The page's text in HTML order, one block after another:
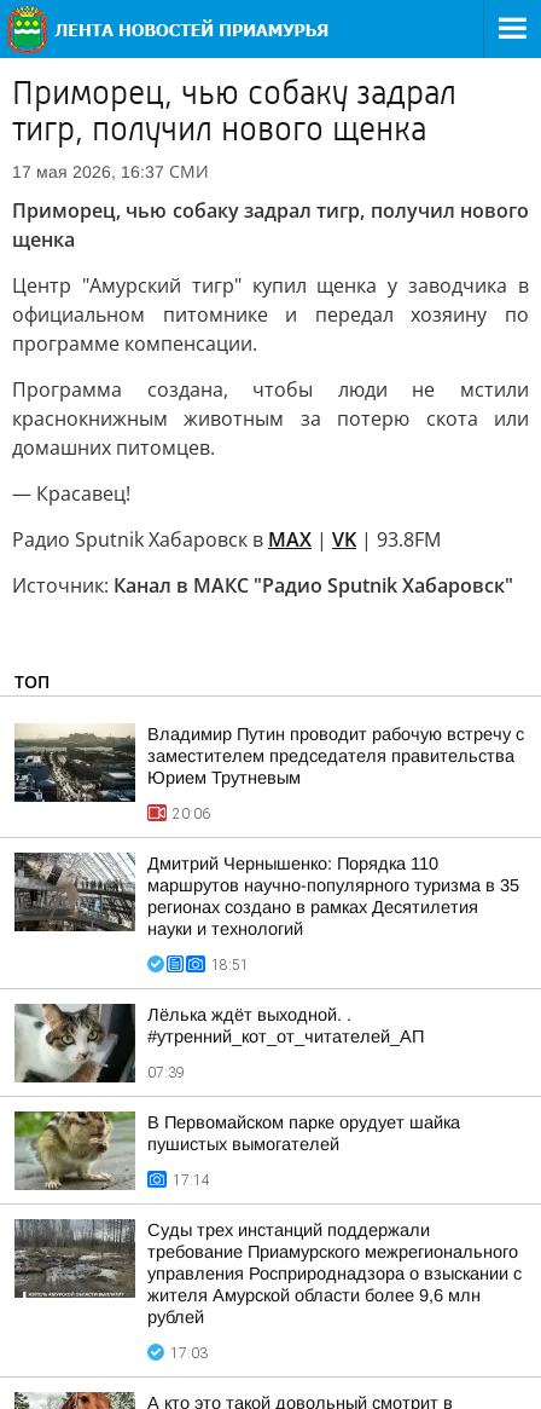
Приморец, чью собаку задрал
тигр, получил нового щенка
17 мая 2026, 16:37 СМИ
Приморец, чью собаку задрал тигр, получил нового
щенка
Центр "Амурский тигр" купил щенка у заводчика в
официальном питомнике и передал хозяину по
программе компенсации.
Программа создана, чтобы люди не мстили
краснокнижным животным за потерю скота или
домашних питомцев.
— Красавец!
Радио Sputnik Хабаровск в MAX | VK | 93.8FM
Источник: Канал в МАКС "Радио Sputnik Хабаровск"
ТОП
Владимир Путин проводит рабочую встречу с
заместителем председателя правительства
Юрием Трутневым
20:06
Дмитрий Чернышенко: Порядка 110
маршрутов научно-популярного туризма в 35
регионах создано в рамках Десятилетия
науки и технологий
18:51
Лёлька ждёт выходной. .
#утренний_кот_от_читателей_АП
07:39
В Первомайском парке орудует шайка
пушистых вымогателей
17:14
Суды трех инстанций поддержали
требование Приамурского межрегионального
управления Росприроднадзора о взыскании с
жителя Амурской области более 9,6 млн
рублей
17:03
А кто это такой довольный смотрит в